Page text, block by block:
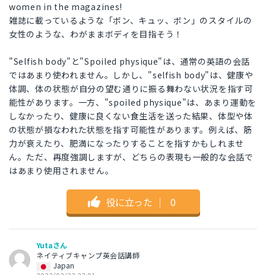
women in the magazines!
雑誌に載っているような「ボン、キュッ、ボン」のスタイルの
女性のような、わがままボディを目指そう！
"Selfish body"と"Spoiled physique"は、通常の英語の会話
ではあまり使われません。しかし、"selfish body"は、健康や
体調、体の状態が自分の望む通りに振る舞わない状況を指す可
能性があります。一方、"spoiled physique"は、あまり運動を
しなかったり、健康に良くない食生活を送った結果、体型や体
の状態が損なわれた状態を指す可能性があります。例えば、筋
力が衰えたり、肥満になったりすることを指すかもしれませ
ん。ただ、再度強調しますが、どちらの表現も一般的な会話で
はあまり使用されません。
役に立った ｜ 0
Yutaさん
ネイティブキャンプ英会話講師
Japan